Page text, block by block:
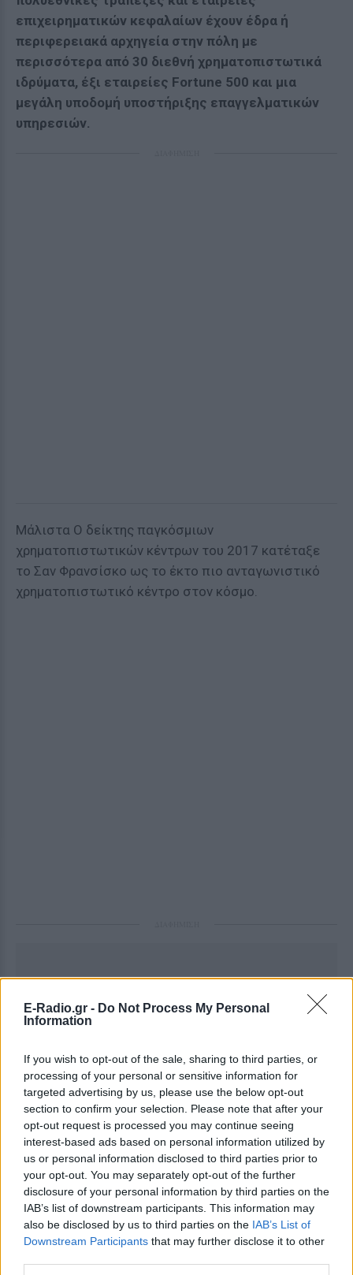
E-Radio.gr - Do Not Process My Personal
Information
If you wish to opt-out of the sale, sharing to third parties, or
processing of your personal or sensitive information for
targeted advertising by us, please use the below opt-out
section to confirm your selection. Please note that after your
opt-out request is processed you may continue seeing
interest-based ads based on personal information utilized by
us or personal information disclosed to third parties prior to
your opt-out. You may separately opt-out of the further
disclosure of your personal information by third parties on the
IAB’s list of downstream participants. This information may
also be disclosed by us to third parties on the IAB’s List of
Downstream Participants that may further disclose it to other
επιχειρηματικών κεφαλαίων έχουν έδρα ή
περιφερειακά αρχηγεία στην πόλη με
περισσότερα από 30 διεθνή χρηματοπιστωτικά
ιδρύματα, έξι εταιρείες Fortune 500 και μια
μεγάλη υποδομή υποστήριξης επαγγελματικών
υπηρεσιών.
Μάλιστα Ο δείκτης παγκόσμιων
χρηματοπιστωτικών κέντρων του 2017 κατέταξε
το Σαν Φρανσίσκο ως το έκτο πιο ανταγωνιστικό
χρηματοπιστωτικό κέντρο στον κόσμο.